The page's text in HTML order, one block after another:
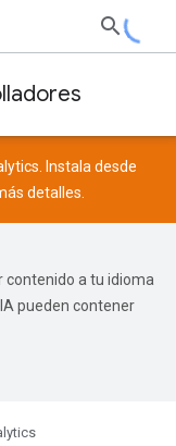
Instala desde
detalles.
contenido a tu idioma
pueden contener